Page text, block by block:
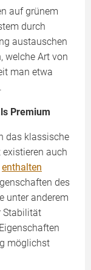
auf grünem
durch
austauschen
welche Art von
man etwa
Premium
das klassische
auch
enthalten
des
unter anderem
Stabilität
möglichst